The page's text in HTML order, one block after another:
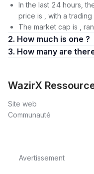
In the last 24 hours,
price is , with a trading
The market cap is ,
2. How much is one ?
3. How many are
WazirX
Site web
Communauté
Avertissement